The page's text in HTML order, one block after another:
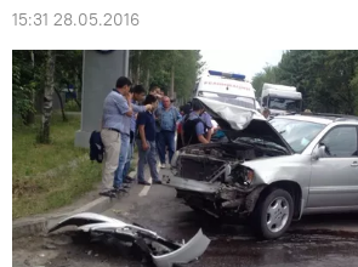
15:31 28.05.2016